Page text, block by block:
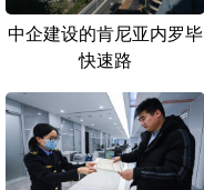
中企建设的肯尼亚内罗毕
快速路